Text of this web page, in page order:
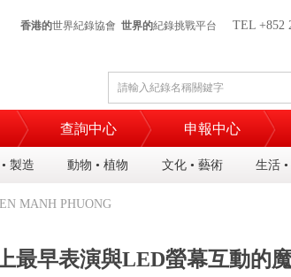
製造 動物 • 植物 文化 • 藝術 生活
查詢中心 申報中心
香港的世界紀錄協會 世界的紀錄挑戰平台 TEL +852
最早表演與LED螢幕互動
MANH PHUONG